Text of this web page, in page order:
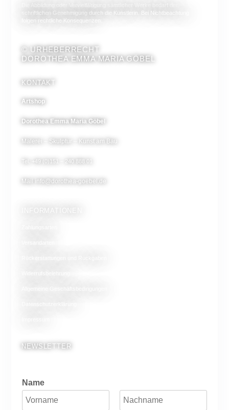
schriftlichen Genehmigung durch die Künstlerin. Bei Nichtbeachtung
folgen rechtliche Konsequenzen.
© URHEBERRECHT
DOROTHEA EMMA MARIA GÖBEL
KONTAKT
Artshop
Dorothea Emma Maria Göbel
Malerei – Skulptur – Kunst am Bau
Tel. +49 (0)151 – 240 888 01
Mail info@dorothea-goebel.de
INFORMATIONEN
NEWSLETTER
Name